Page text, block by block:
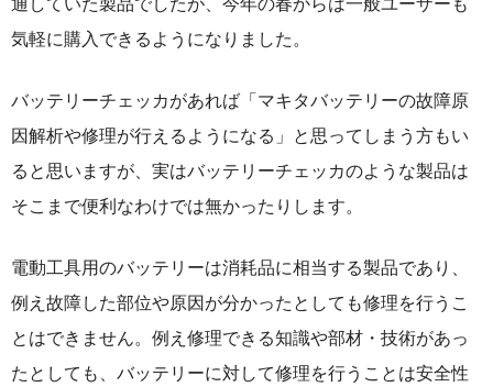
気軽に購入できるようになりました。
バッテリーチェッカがあれば「マキタバッテリーの故障原
因解析や修理が行えるようになる」と思ってしまう方もい
ると思いますが、実はバッテリーチェッカのような製品は
そこまで便利なわけでは無かったりします。
電動工具用のバッテリーは消耗品に相当する製品であり、
例え故障した部位や原因が分かったとしても修理を行うこ
とはできません。例え修理できる知識や部材・技術があっ
たとしても、バッテリーに対して修理を行うことは安全性